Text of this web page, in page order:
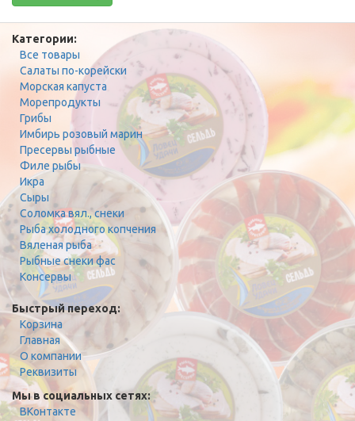
Категории:
Все товары
Салаты по-корейски
Морская капуста
Морепродукты
Грибы
Имбирь розовый марин
Пресервы рыбные
Филе рыбы
Икра
Сыры
Соломка вял., снеки
Рыба холодного копчения
Вяленая рыба
Рыбные снеки фас
Консервы
Быстрый переход:
Корзина
Главная
О компании
Реквизиты
Мы в социальных сетях:
ВКонтакте